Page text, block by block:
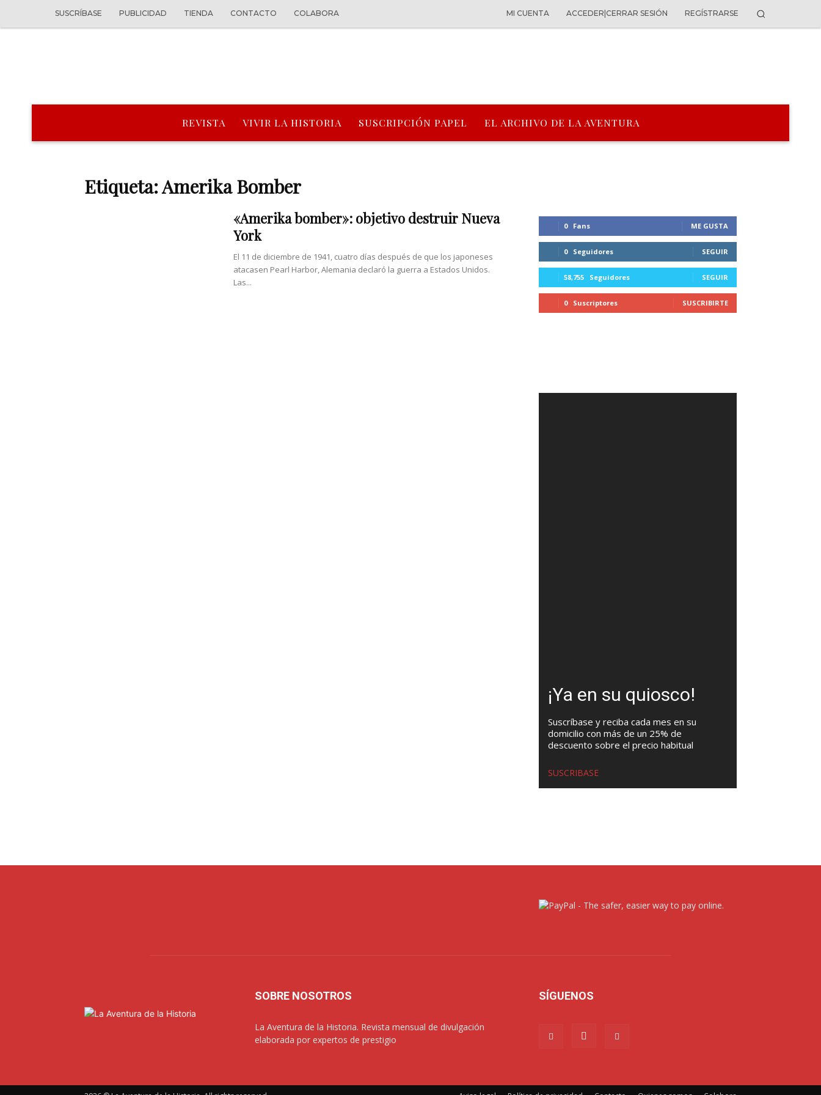
SUSCRÍBASE PUBLICIDAD TIENDA CONTACTO COLABORA MI CUENTA ACCEDER|CERRAR SESIÓN REGÍSTRARSE
REVISTA VIVIR LA HISTORIA SUSCRIPCIÓN PAPEL EL ARCHIVO DE LA AVENTURA
Etiqueta: Amerika Bomber
«Amerika bomber»: objetivo destruir Nueva
York
El 11 de diciembre de 1941, cuatro días después de que los japoneses
atacasen Pearl Harbor, Alemania declaró la guerra a Estados Unidos.
Las...
0 Fans ME GUSTA
0 Seguidores SEGUIR
58,755 Seguidores SEGUIR
0 Suscriptores SUSCRIBIRTE
¡Ya en su quiosco!
Suscríbase y reciba cada mes en su
domicilio con más de un 25% de
descuento sobre el precio habitual
SUSCRIBASE
SOBRE NOSOTROS
La Aventura de la Historia. Revista mensual de divulgación
elaborada por expertos de prestigio
SÍGUENOS